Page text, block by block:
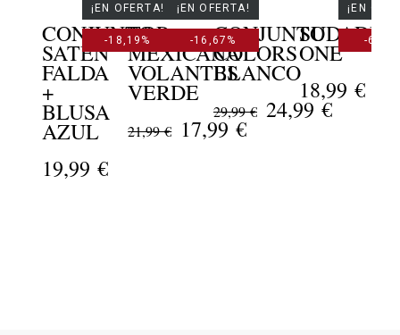
CONJUNTO
SATÉN
FALDA
+
BLUSA
AZUL
19,99 €
TOP
MEXICANA
VOLANTES
VERDE
21,99 € 17,99 €
¡EN OFERTA!
-18,19% CONJUNTO
COLORS
BLANCO
29,99 € 24,99 €
¡EN OFERTA!
-16,67%
ONE
18,99 €
¡EN
-6,00